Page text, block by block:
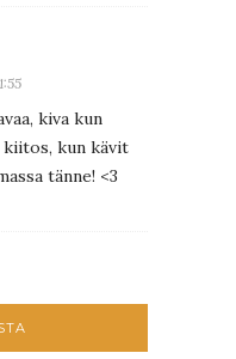
kiva kun
kiitos, kun kävit
tänne! <3